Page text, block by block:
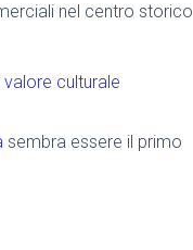
nel centro storico
culturale
sembra essere il primo